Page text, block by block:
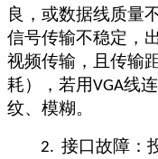
良，或数据线质量
信号传输不稳定，
视频传输，且传输
耗），若用VGA线
纹、模糊。
2. 接口故障：